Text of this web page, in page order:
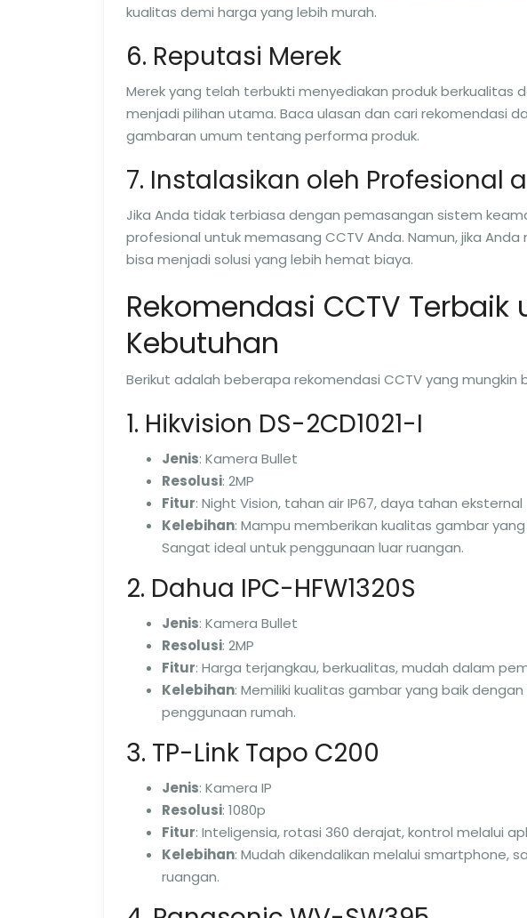
kualitas demi harga yang lebih murah.
6. Reputasi Merek
Merek yang telah terbukti menyediakan produk berkualitas
menjadi pilihan utama. Baca ulasan dan cari rekomendasi
gambaran umum tentang performa produk.
7. Instalasikan oleh Profesional
Jika Anda tidak terbiasa dengan pemasangan sistem
profesional untuk memasang CCTV Anda. Namun, jika
bisa menjadi solusi yang lebih hemat biaya.
Rekomendasi CCTV
Kebutuhan
Berikut adalah beberapa rekomendasi CCTV yang mungkin
1. Hikvision DS-2CD1021-I
Jenis: Kamera Bullet
Resolusi: 2MP
Fitur: Night Vision, tahan air IP67, daya tahan eksternal
Kelebihan: Mampu memberikan kualitas gambar
Sangat ideal untuk penggunaan luar ruangan.
2. Dahua IPC-HFW1320S
Jenis: Kamera Bullet
Resolusi: 2MP
Fitur: Harga terjangkau, berkualitas, mudah dalam
Kelebihan: Memiliki kualitas gambar yang baik
penggunaan rumah.
3. TP-Link Tapo C200
Jenis: Kamera IP
Resolusi: 1080p
Fitur: Inteligensia, rotasi 360 derajat, kontrol melalui
Kelebihan: Mudah dikendalikan melalui smartphone,
ruangan.